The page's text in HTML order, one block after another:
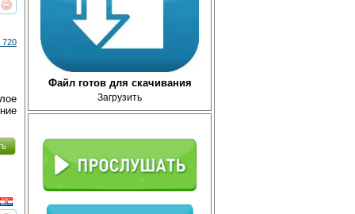
Файл готов для скачивания
Загрузить
интересует
720